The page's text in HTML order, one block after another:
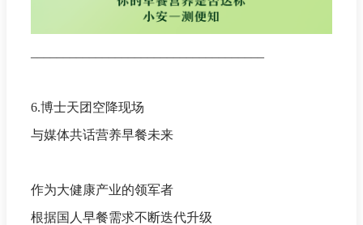
6.博士天团空降现场
与媒体共话营养早餐未来
作为大健康产业的领军者
根据国人早餐需求不断迭代升级